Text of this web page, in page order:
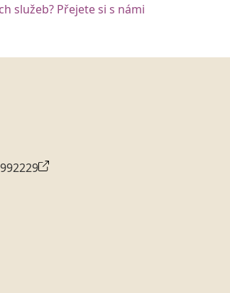
služeb? Přejete si s námi